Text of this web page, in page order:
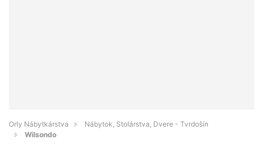
Orly Nábytkárstva
Nábytok, Stolárstva, Dvere - Tvrdošín
Wilsondo